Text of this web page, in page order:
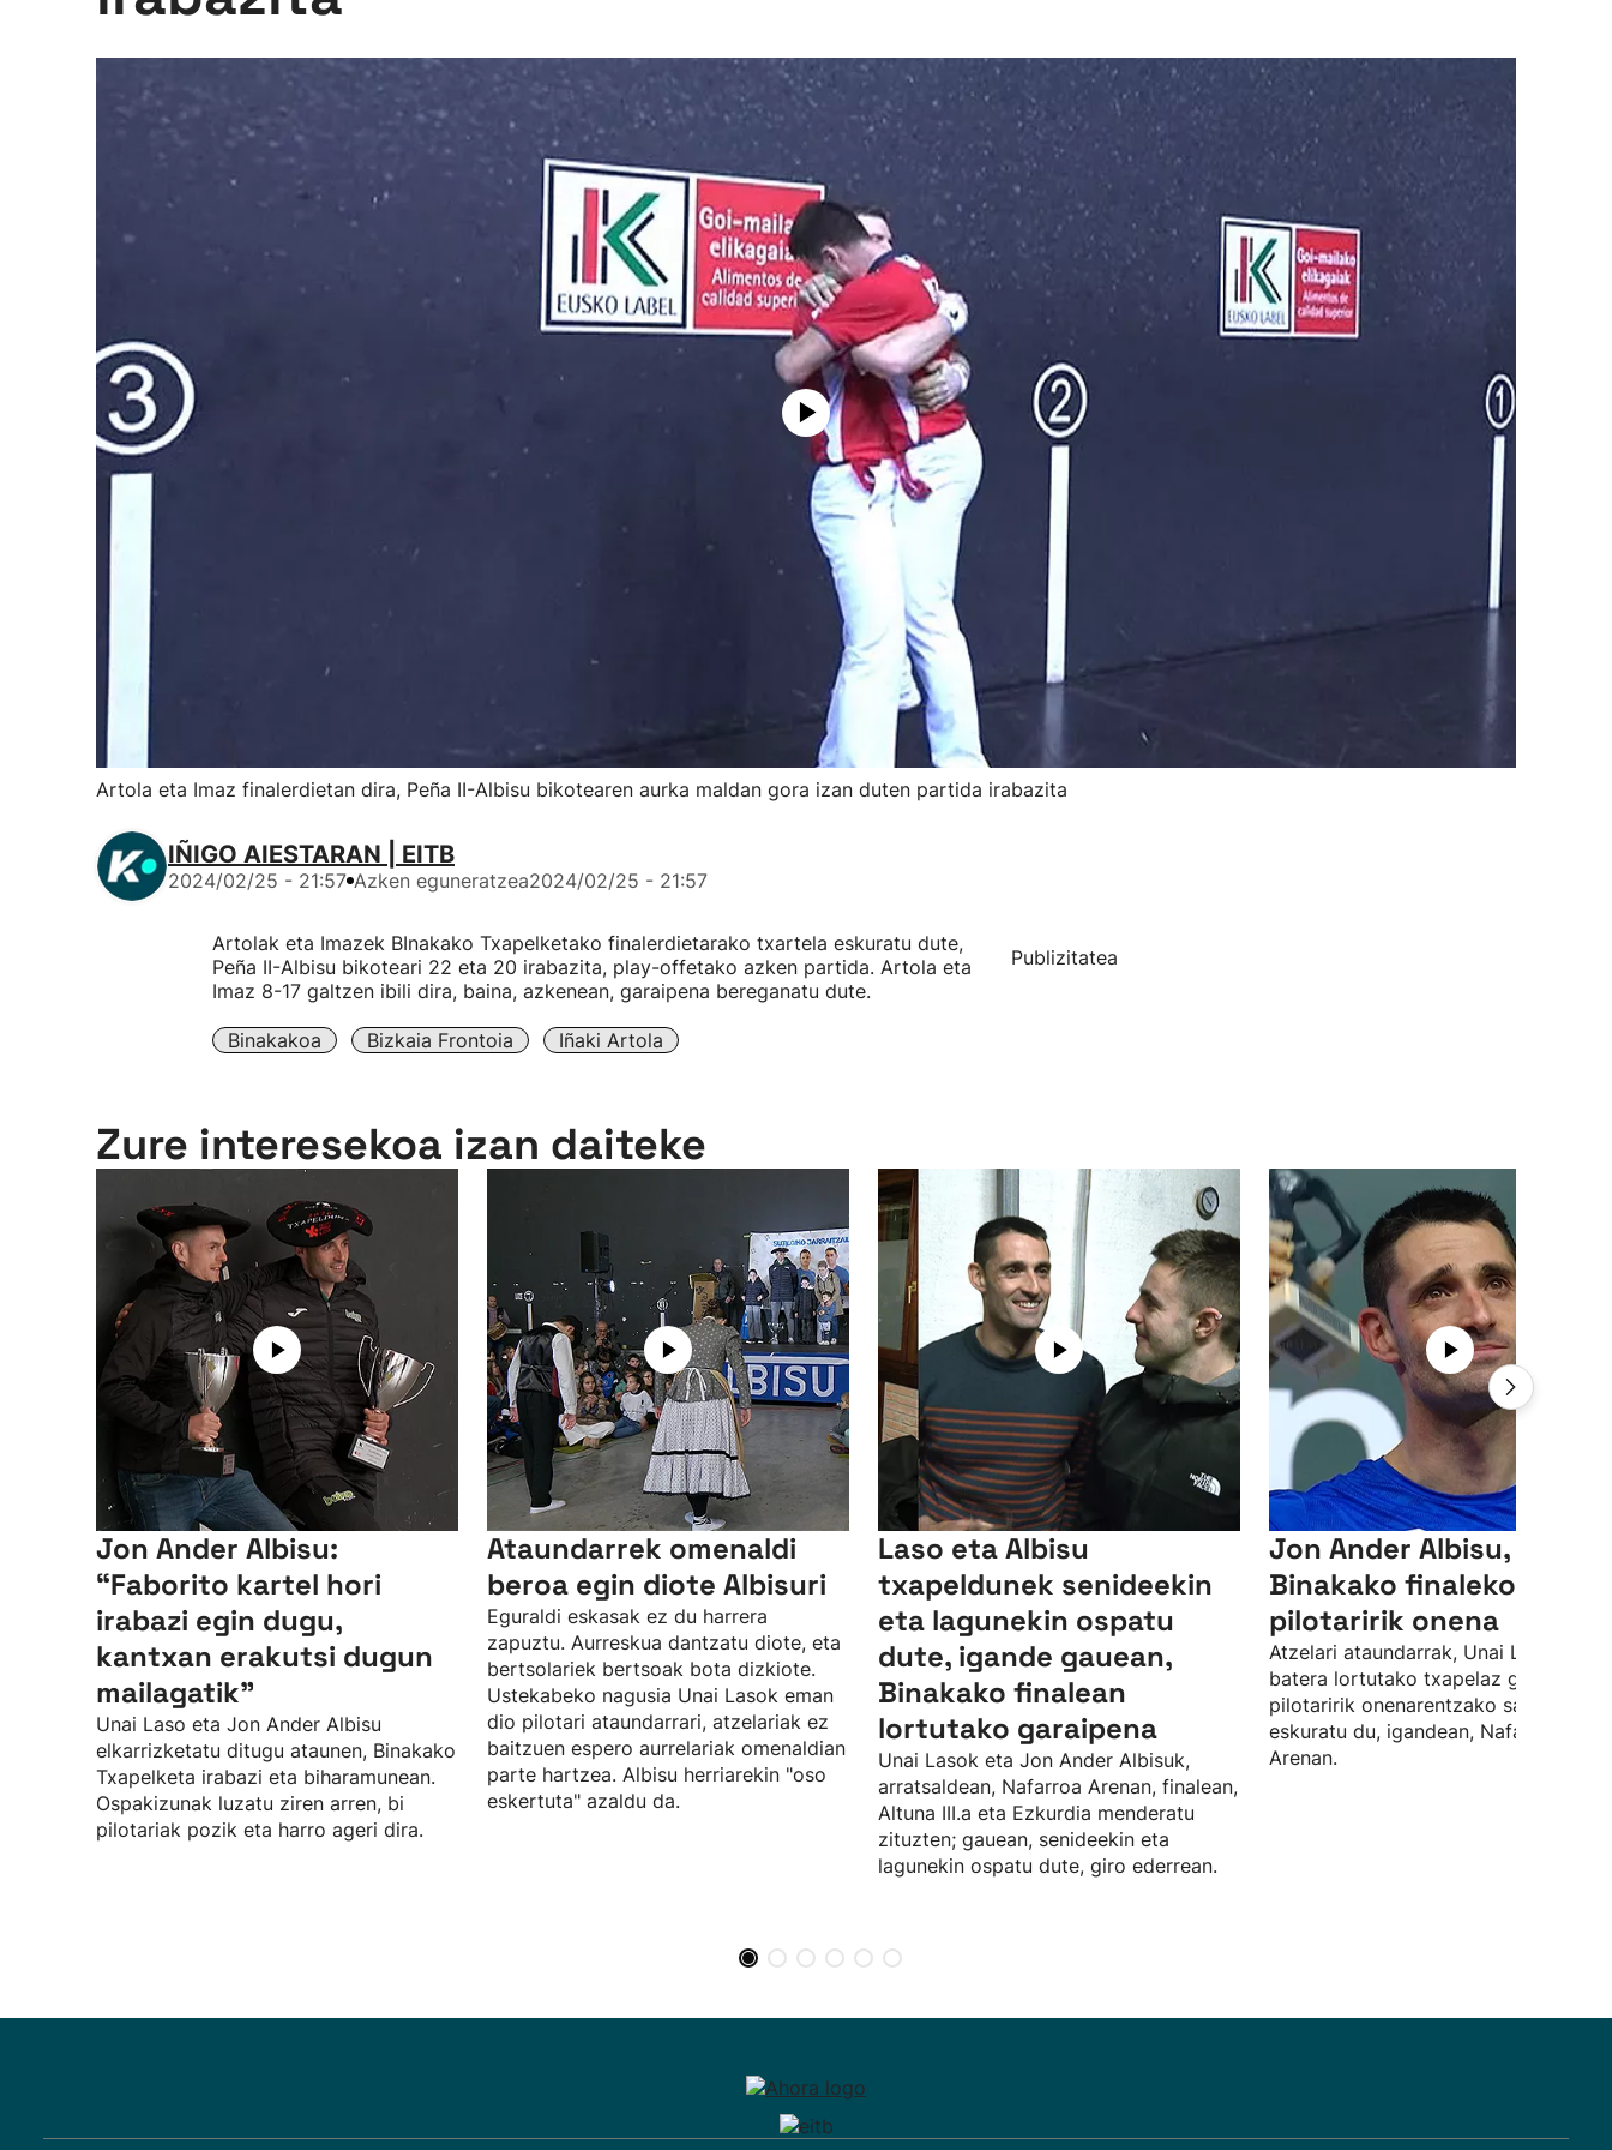
Artola eta Imaz finalerdietan dira, Peña II-Albisu bikotearen aurka maldan gora izan duten partida irabazita
IÑIGO AIESTARAN | EITB
2024/02/25 - 21:57 Azken eguneratzea2024/02/25 - 21:57
Artolak eta Imazek BInakako Txapelketako finalerdietarako txartela eskuratu dute,
Peña II-Albisu bikoteari 22 eta 20 irabazita, play-offetako azken partida. Artola eta
Imaz 8-17 galtzen ibili dira, baina, azkenean, garaipena bereganatu dute.
Binakakoa Bizkaia Frontoia Iñaki Artola
Publizitatea
Zure interesekoa izan daiteke
Jon Ander Albisu:
“Faborito kartel hori
irabazi egin dugu,
kantxan erakutsi dugun
mailagatik”
Unai Laso eta Jon Ander Albisu
elkarrizketatu ditugu ataunen, Binakako
Txapelketa irabazi eta biharamunean.
Ospakizunak luzatu ziren arren, bi
pilotariak pozik eta harro ageri dira.
Ataundarrek omenaldi
beroa egin diote Albisuri
Eguraldi eskasak ez du harrera
zapuztu. Aurreskua dantzatu diote, eta
bertsolariek bertsoak bota dizkiote.
Ustekabeko nagusia Unai Lasok eman
dio pilotari ataundarrari, atzelariak ez
baitzuen espero aurrelariak omenaldian
parte hartzea. Albisu herriarekin "oso
eskertuta" azaldu da.
Laso eta Albisu
txapeldunek senideekin
eta lagunekin ospatu
dute, igande gauean,
Binakako finalean
lortutako garaipena
Unai Lasok eta Jon Ander Albisuk,
arratsaldean, Nafarroa Arenan, finalean,
Altuna III.a eta Ezkurdia menderatu
zituzten; gauean, senideekin eta
lagunekin ospatu dute, giro ederrean.
Jon Ander Albisu,
Binakako finaleko
pilotaririk onena
Atzelari ataundarrak, Unai Lasorekin
batera lortutako txapelaz gain,
pilotaririk onenarentzako saria ere
eskuratu du, igandean, Nafarroa
Arenan.